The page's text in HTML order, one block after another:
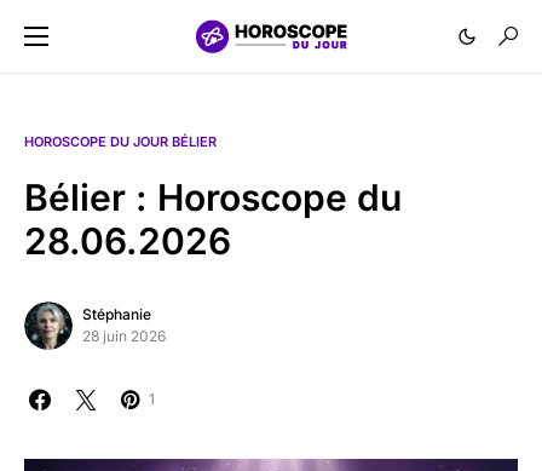
HOROSCOPE DU JOUR BÉLIER
Bélier : Horoscope du
28.06.2026
Stéphanie
28 juin 2026
1